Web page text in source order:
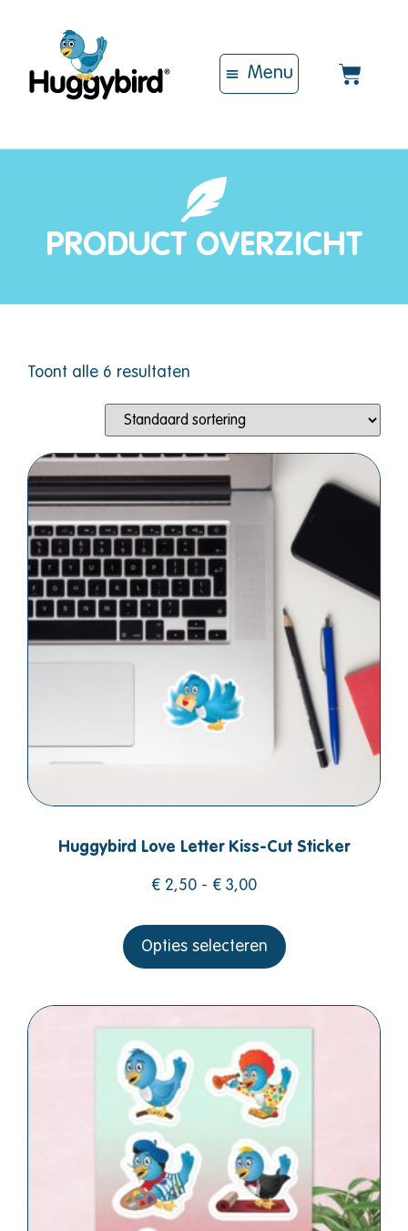
PRODUCT OVERZICHT
Toont alle 6 resultaten
Huggybird Love Letter Kiss-Cut Sticker
€ 2,50 - € 3,00
Opties selecteren